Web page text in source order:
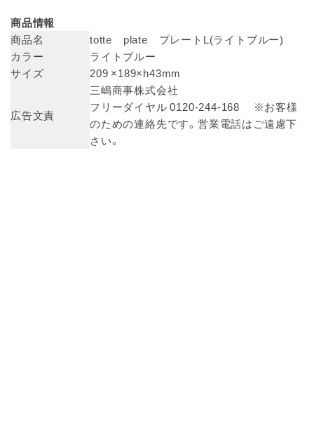
商品情報
商品名
totte plate プレートL(ライトブルー)
カラー
ライトブルー
サイズ
209 ×189×h43mm
広告文責
三嶋商事株式会社
フリーダイヤル 0120-244-168 ※お客様
のための連絡先です。営業電話はご遠慮下
さい。